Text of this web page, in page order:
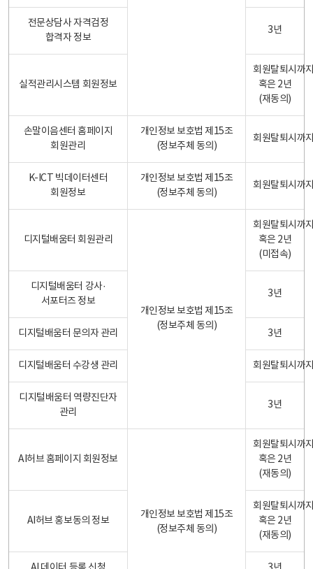
전문상담사 자격검정
합격자 정보
3년
실적관리시스템 회원정보
회원탈퇴시까
혹은 2년
(재동의)
손말이음센터 홈페이지
회원관리
개인정보 보호법 제15조
(정보주체 동의)
회원탈퇴시까
K-ICT 빅데이터센터
회원정보
개인정보 보호법 제15조
(정보주체 동의)
회원탈퇴시까
디지털배움터 회원관리
개인정보 보호법 제15조
(정보주체 동의)
회원탈퇴시까
혹은 2년
(미접속)
디지털배움터 강사·
서포터즈 정보
3년
디지털배움터 문의자 관리 3년
디지털배움터 수강생 관리 회원탈퇴시까
디지털배움터 역량진단자
관리
3년
AI허브 홈페이지 회원정보
개인정보 보호법 제15조
(정보주체 동의)
회원탈퇴시까
혹은 2년
(재동의)
AI허브 홍보동의 정보
회원탈퇴시까
혹은 2년
(재동의)